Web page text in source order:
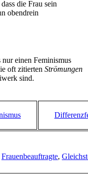
die Frau sein
obendrein
nur einen Feminismus
oft zitierten Strömungen
sind.
Frauenbeauftragte,